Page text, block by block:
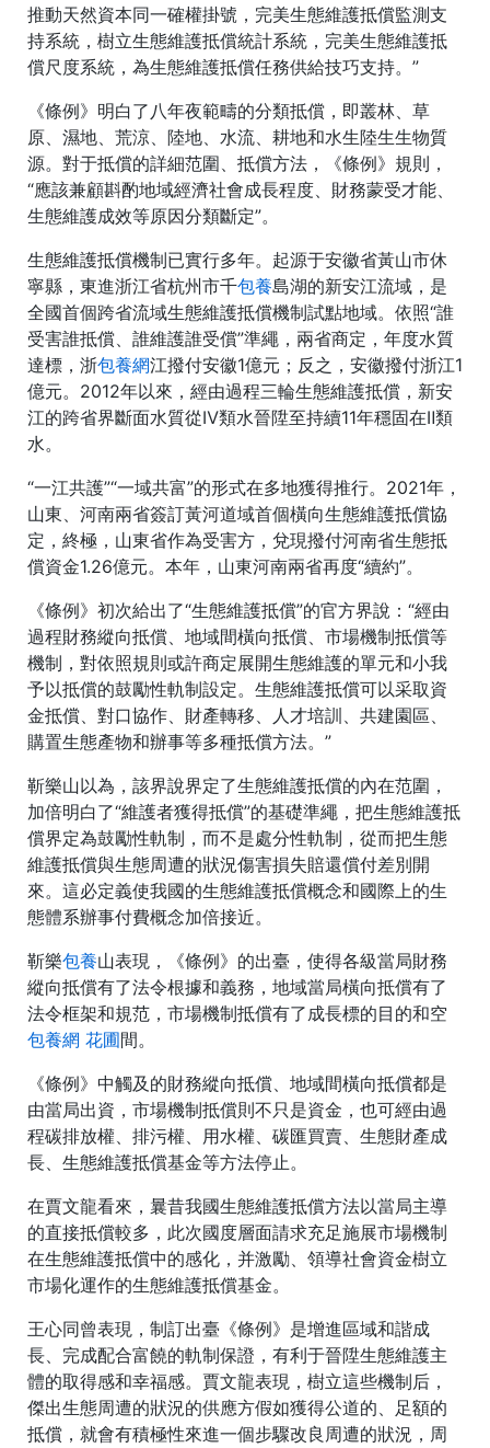
推動天然資本同一確權掛號，完美生態維護抵償監測支
持系統，樹立生態維護抵償統計系統，完美生態維護抵
償尺度系統，為生態維護抵償任務供給技巧支持。”
《條例》明白了八年夜範疇的分類抵償，即叢林、草
原、濕地、荒涼、陸地、水流、耕地和水生陸生生物質
源。對于抵償的詳細范圍、抵償方法，《條例》規則，
“應該兼顧斟酌地域經濟社會成長程度、財務蒙受才能、
生態維護成效等原因分類斷定”。
生態維護抵償機制已實行多年。起源于安徽省黃山市休
寧縣，東進浙江省杭州市千包養島湖的新安江流域，是
全國首個跨省流域生態維護抵償機制試點地域。依照“誰
受害誰抵償、誰維護誰受償”準繩，兩省商定，年度水質
達標，浙包養網江撥付安徽1億元；反之，安徽撥付浙江1
億元。2012年以來，經由過程三輪生態維護抵償，新安
江的跨省界斷面水質從Ⅳ類水晉陞至持續11年穩固在Ⅱ類
水。
“一江共護”“一域共富”的形式在多地獲得推行。2021年，
山東、河南兩省簽訂黃河道域首個橫向生態維護抵償協
定，終極，山東省作為受害方，兌現撥付河南省生態抵
償資金1.26億元。本年，山東河南兩省再度“續約”。
《條例》初次給出了“生態維護抵償”的官方界說：“經由
過程財務縱向抵償、地域間橫向抵償、市場機制抵償等
機制，對依照規則或許商定展開生態維護的單元和小我
予以抵償的鼓勵性軌制設定。生態維護抵償可以采取資
金抵償、對口協作、財產轉移、人才培訓、共建園區、
購置生態產物和辦事等多種抵償方法。”
靳樂山以為，該界說界定了生態維護抵償的內在范圍，
加倍明白了“維護者獲得抵償”的基礎準繩，把生態維護抵
償界定為鼓勵性軌制，而不是處分性軌制，從而把生態
維護抵償與生態周遭的狀況傷害損失賠還償付差別開
來。這必定義使我國的生態維護抵償概念和國際上的生
態體系辦事付費概念加倍接近。
靳樂包養山表現，《條例》的出臺，使得各級當局財務
縱向抵償有了法令根據和義務，地域當局橫向抵償有了
法令框架和規范，市場機制抵償有了成長標的目的和空
包養網 花圃間。
《條例》中觸及的財務縱向抵償、地域間橫向抵償都是
由當局出資，市場機制抵償則不只是資金，也可經由過
程碳排放權、排污權、用水權、碳匯買賣、生態財產成
長、生態維護抵償基金等方法停止。
在賈文龍看來，曩昔我國生態維護抵償方法以當局主導
的直接抵償較多，此次國度層面請求充足施展市場機制
在生態維護抵償中的感化，并激勵、領導社會資金樹立
市場化運作的生態維護抵償基金。
王心同曾表現，制訂出臺《條例》是增進區域和諧成
長、完成配合富饒的軌制保證，有利于晉陞生態維護主
體的取得感和幸福感。賈文龍表現，樹立這些機制后，
傑出生態周遭的狀況的供應方假如獲得公道的、足額的
抵償，就會有積極性來進一個步驟改良周遭的狀況，周